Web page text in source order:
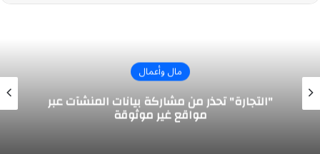
مال وأعمال
"التجارة" تحذر من مشاركة بيانات المنشآت عبر
مواقع غير موثوقة